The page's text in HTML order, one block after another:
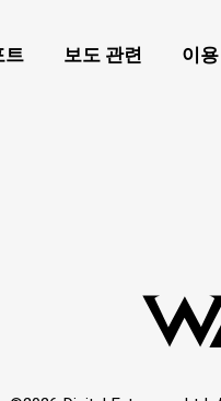
트 보도 관련 이